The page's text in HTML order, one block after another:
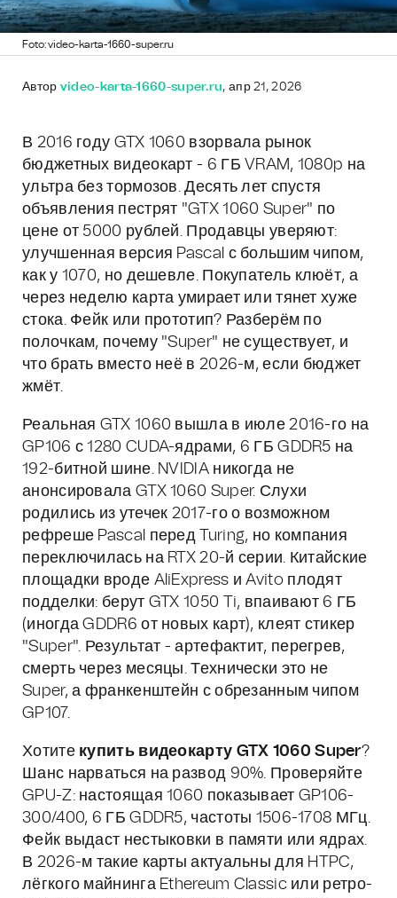
Foto: video-karta-1660-super.ru
Автор video-karta-1660-super.ru, апр 21, 2026
В 2016 году GTX 1060 взорвала рынок
бюджетных видеокарт - 6 ГБ VRAM, 1080p на
ультра без тормозов. Десять лет спустя
объявления пестрят "GTX 1060 Super" по
цене от 5000 рублей. Продавцы уверяют:
улучшенная версия Pascal с большим чипом,
как у 1070, но дешевле. Покупатель клюёт, а
через неделю карта умирает или тянет хуже
стока. Фейк или прототип? Разберём по
полочкам, почему "Super" не существует, и
что брать вместо неё в 2026-м, если бюджет
жмёт.
Реальная GTX 1060 вышла в июле 2016-го на
GP106 с 1280 CUDA-ядрами, 6 ГБ GDDR5 на
192-битной шине. NVIDIA никогда не
анонсировала GTX 1060 Super. Слухи
родились из утечек 2017-го о возможном
рефреше Pascal перед Turing, но компания
переключилась на RTX 20-й серии. Китайские
площадки вроде AliExpress и Avito плодят
подделки: берут GTX 1050 Ti, впаивают 6 ГБ
(иногда GDDR6 от новых карт), клеят стикер
"Super". Результат - артефактит, перегрев,
смерть через месяцы. Технически это не
Super, а франкенштейн с обрезанным чипом
GP107.
Хотите купить видеокарту GTX 1060 Super?
Шанс нарваться на развод 90%. Проверяйте
GPU-Z: настоящая 1060 показывает GP106-
300/400, 6 ГБ GDDR5, частоты 1506-1708 МГц.
Фейк выдаст нестыковки в памяти или ядрах.
В 2026-м такие карты актуальны для HTPC,
лёгкого майнинга Ethereum Classic или ретро-